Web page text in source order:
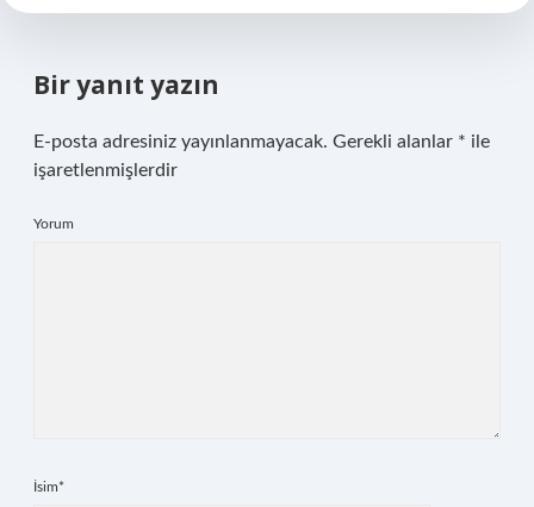
Bir yanıt yazın
E-posta adresiniz yayınlanmayacak. Gerekli alanlar * ile
işaretlenmişlerdir
Yorum
İsim*